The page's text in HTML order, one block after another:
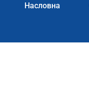
Насловна